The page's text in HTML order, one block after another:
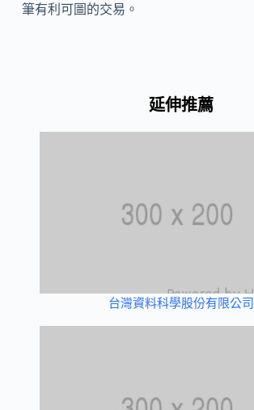
筆有利可圖的交易。
延伸推薦
台灣資料科學股份有限公司